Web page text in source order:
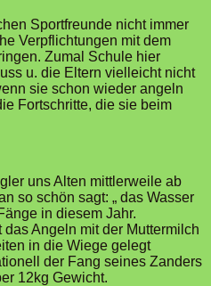
Sportfreunde nicht immer
Verpflichtungen mit dem
Zumal Schule hier
u. die Eltern vielleicht nicht
sie schon wieder angeln
Fortschritte, die sie beim
uns Alten mittlerweile ab
so schön sagt: „ das Wasser
in diesem Jahr.
Angeln mit der Muttermilch
in die Wiege gelegt
der Fang seines Zanders
12kg Gewicht.